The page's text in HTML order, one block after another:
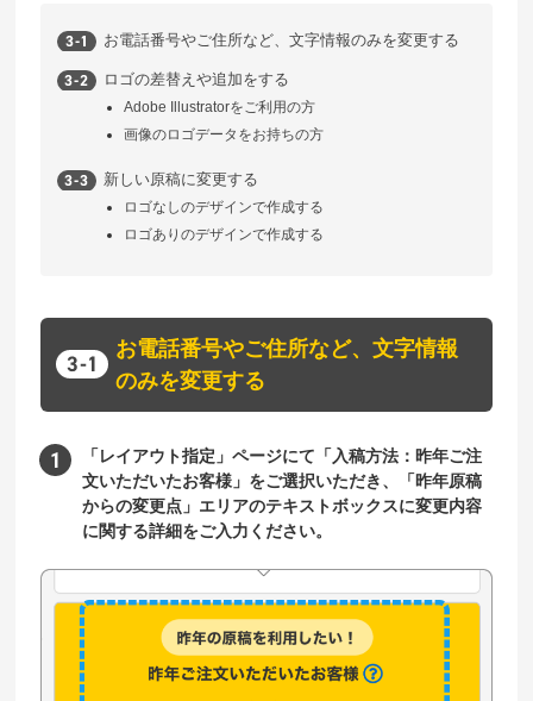
お電話番号やご住所など、文字情報のみを変更する
ロゴの差替えや追加をする
Adobe Illustratorをご利用の方
画像のロゴデータをお持ちの方
新しい原稿に変更する
ロゴなしのデザインで作成する
ロゴありのデザインで作成する
お電話番号やご住所など、文字情報
のみを変更する
「レイアウト指定」ページにて「入稿方法：昨年ご注
文いただいたお客様」をご選択いただき、「昨年原稿
からの変更点」エリアのテキストボックスに変更内容
に関する詳細をご入力ください。